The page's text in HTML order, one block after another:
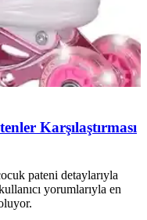
Karşılaştırması
pateni detaylarıyla
yorumlarıyla en